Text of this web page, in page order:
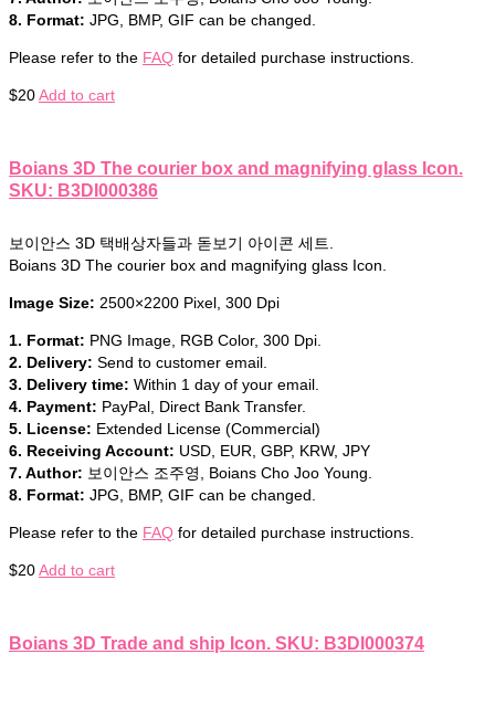
8. Format: JPG, BMP, GIF can be changed.
Please refer to the FAQ for detailed purchase instructions.
$20Add to cart
Boians 3D The courier box and magnifying glass Icon.
SKU: B3DI000386
보이안스 3D 택배상자들과 돋보기 아이콘 세트.
Boians 3D The courier box and magnifying glass Icon.
Image Size: 2500×2200 Pixel, 300 Dpi
1. Format: PNG Image, RGB Color, 300 Dpi.
2. Delivery: Send to customer email.
3. Delivery time: Within 1 day of your email.
4. Payment: PayPal, Direct Bank Transfer.
5. License: Extended License (Commercial)
6. Receiving Account: USD, EUR, GBP, KRW, JPY
7. Author: 보이안스 조주영, Boians Cho Joo Young.
8. Format: JPG, BMP, GIF can be changed.
Please refer to the FAQ for detailed purchase instructions.
$20Add to cart
Boians 3D Trade and ship Icon. SKU: B3DI000374